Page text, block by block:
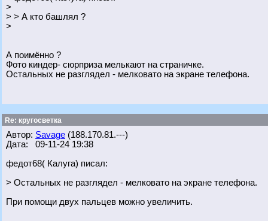
>
> > А кто башлял ?
>
А поимённо ?
Фото киндер- сюрприза мелькают на страничке.
Остальных не разглядел - мелковато на экране телефона.
Re: кругосветка
Автор: Savage (188.170.81.---)
Дата: 09-11-24 19:38
федот68( Калуга) писал:
> Остальных не разглядел - мелковато на экране телефона.
При помощи двух пальцев можно увеличить.